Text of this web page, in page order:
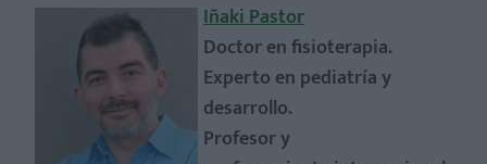
Iñaki Pastor
Doctor en fisioterapia.
Experto en pediatría y
desarrollo.
Profesor y